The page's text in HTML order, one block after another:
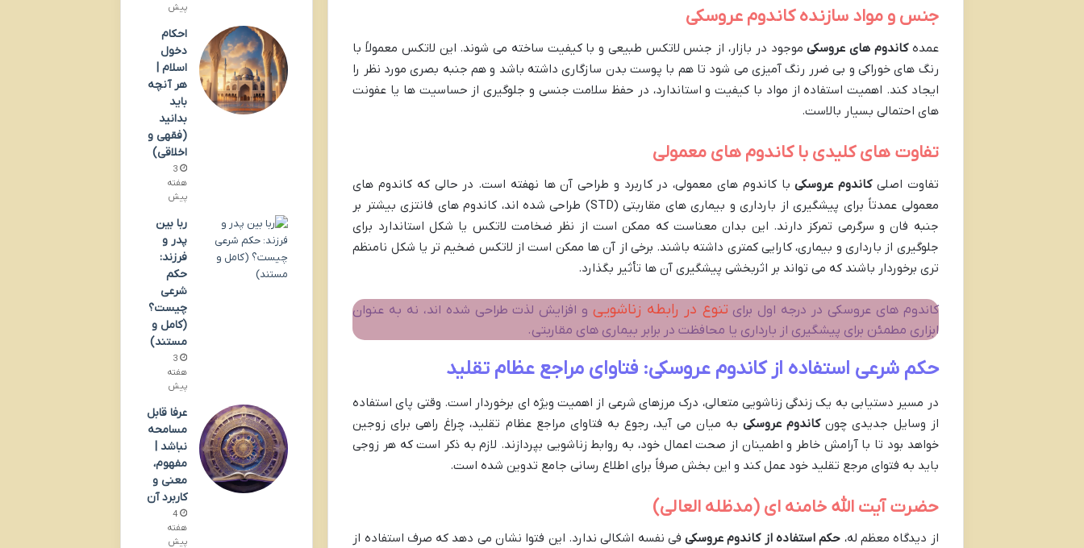
جنس و مواد سازنده کاندوم عروسکی
عمدهکاندوم های عروسکیموجود در بازار، از جنس لاتکس طبیعی و با کیفیت ساخته می شوند. این لاتکس معمولاً با
رنگ های خوراکی و بی ضرر رنگ آمیزی می شود تا هم با پوست بدن سازگاری داشته باشد و هم جنبه بصری مورد نظر را
ایجاد کند. اهمیت استفاده از مواد با کیفیت و استاندارد، در حفظ سلامت جنسی و جلوگیری از حساسیت ها یا عفونت
های احتمالی بسیار بالاست.
تفاوت های کلیدی با کاندوم های معمولی
تفاوت اصلیکاندوم عروسکیبا کاندوم های معمولی، در کاربرد و طراحی آن ها نهفته است. در حالی که کاندوم های
معمولی عمدتاً برای پیشگیری از بارداری و بیماری های مقاربتی (STD) طراحی شده اند، کاندوم های فانتزی بیشتر بر
جنبه فان و سرگرمی تمرکز دارند. این بدان معناست که ممکن است از نظر ضخامت لاتکس یا شکل استاندارد برای
جلوگیری از بارداری و بیماری، کارایی کمتری داشته باشند. برخی از آن ها ممکن است از لاتکس ضخیم تر یا شکل نامنظم
تری برخوردار باشند که می تواند بر اثربخشی پیشگیری آن ها تأثیر بگذارد.
کاندوم های عروسکی در درجه اول برای تنوع در رابطه زناشویی و افزایش لذت طراحی شده اند، نه به عنوان
ابزاری مطمئن برای پیشگیری از بارداری یا محافظت در برابر بیماری های مقاربتی.
حکم شرعی استفاده از کاندوم عروسکی: فتاوای مراجع عظام تقلید
در مسیر دستیابی به یک زندگی زناشویی متعالی، درک مرزهای شرعی از اهمیت ویژه ای برخوردار است. وقتی پای استفاده
از وسایل جدیدی چونکاندوم عروسکیبه میان می آید، رجوع به فتاوای مراجع عظام تقلید، چراغ راهی برای زوجین
خواهد بود تا با آرامش خاطر و اطمینان از صحت اعمال خود، به روابط زناشویی بپردازند. لازم به ذکر است که هر زوجی
باید به فتوای مرجع تقلید خود عمل کند و این بخش صرفاً برای اطلاع رسانی جامع تدوین شده است.
حضرت آیت الله خامنه ای (مدظله العالی)
از دیدگاه معظم له، حکم استفاده از کاندوم عروسکیفی نفسه اشکالی ندارد. این فتوا نشان می دهد که صرف استفاده از
پیش
احکام
دخول
اسلام |
هر آنچه
باید
بدانید
(فقهی و
اخلاقی)
3
هفته
پیش
ربا بین
پدر و
فرزند:
حکم
شرعی
چیست؟
(کامل و
مستند)
3
هفته
پیش
عرفا قابل
مسامحه
نباشد |
مفهوم،
معنی و
کاربرد آن
4
هفته
پیش